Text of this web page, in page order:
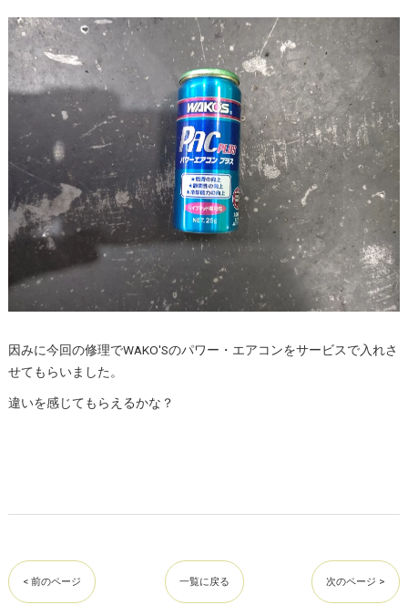
因みに今回の修理でWAKO'Sのパワー・エアコンをサービスで入れさ
せてもらいました。
違いを感じてもらえるかな？
< 前のページ 一覧に戻る 次のページ >